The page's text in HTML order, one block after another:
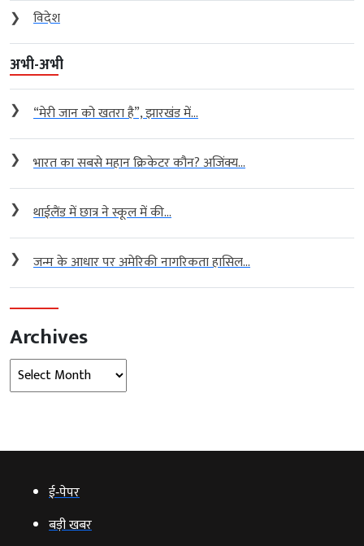
❯
विदेश
अभी-अभी
❯ “मेरी जान को खतरा है”, झारखंड में...
❯ भारत का सबसे महान क्रिकेटर कौन? अजिंक्य...
❯ थाईलैंड में छात्र ने स्कूल में की...
❯ जन्म के आधार पर अमेरिकी नागरिकता हासिल...
Archives
Archives
ई‑पेपर
बड़ी खबर